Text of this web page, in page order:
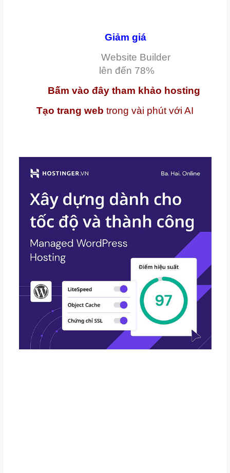
Giảm giá
Website Builder
lên đến 78%
Bấm vào đây tham khảo hosting
Tạo trang web trong vài phút với AI